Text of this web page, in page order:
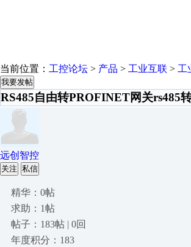
当前位置： 工控论坛 > 产品 > 工业互联 > 工
我要发帖
RS485自由转PROFINET网关rs485
远创智控
关注 私信
精华：0帖
求助：1帖
帖子：183帖 | 0回
年度积分：183